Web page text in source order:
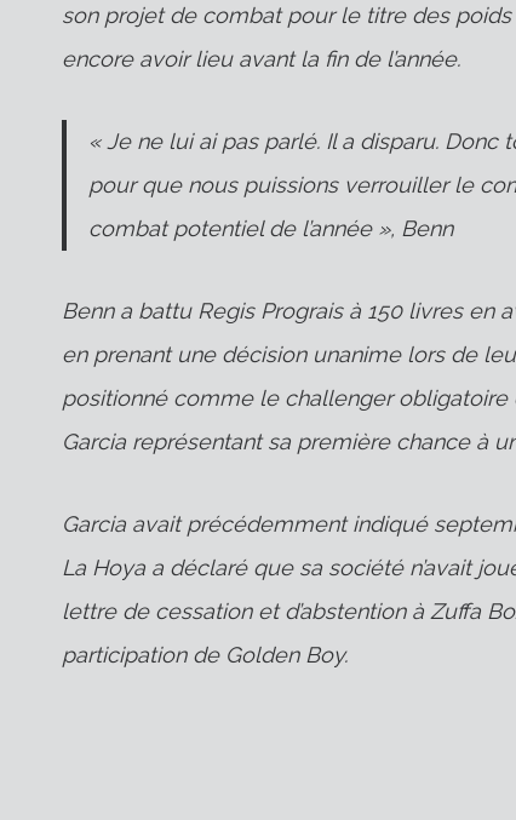
son projet de combat pour le titre des
encore avoir lieu avant la fin de l’année.
« Je ne lui ai pas parlé. Il a disparu. Donc
pour que nous puissions verrouiller le
combat potentiel de l’année », Benn
Benn a battu Regis Prograis à 150 livres en
en prenant une décision unanime lors de
positionné comme le challenger
Garcia représentant sa première chance à
Garcia avait précédemment indiqué
La Hoya a déclaré que sa société n’avait
lettre de cessation et d’abstention à Zuffa
participation de Golden Boy.